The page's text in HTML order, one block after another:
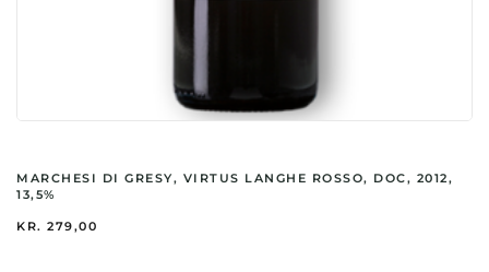
MARCHESI DI GRESY, VIRTUS LANGHE ROSSO, DOC, 2012,
13,5%
KR. 279,00